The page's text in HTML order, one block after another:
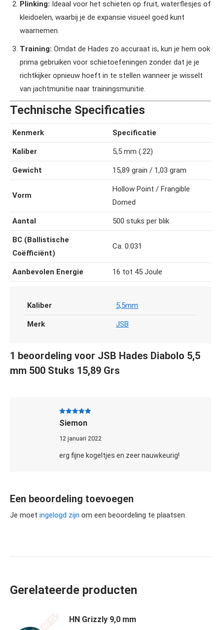
Plinking: Ideaal voor het schieten op fruit, waterflesjes of
kleidoelen, waarbij je de expansie visueel goed kunt
waarnemen.
Training: Omdat de Hades zo accuraat is, kun je hem ook
prima gebruiken voor schietoefeningen zonder dat je je
richtkijker opnieuw hoeft in te stellen wanneer je wisselt
van jachtmunitie naar trainingsmunitie.
Technische Specificaties
Kenmerk Specificatie
Kaliber 5,5 mm (.22)
Gewicht 15,89 grain / 1,03 gram
Vorm
Hollow Point / Frangible
Domed
Aantal 500 stuks per blik
BC (Ballistische
Coëfficiënt)
Ca. 0.031
Aanbevolen Energie 16 tot 45 Joule
Kaliber 5,5mm
Merk JSB
1 beoordeling voor JSB Hades Diabolo 5,5
mm 500 Stuks 15,89 Grs
Gewaardeerd
5uit 5
Siemon
12 januari 2022
erg fijne kogeltjes en zeer nauwkeurig!
Een beoordeling toevoegen
Je moet ingelogd zijn om een beoordeling te plaatsen.
Gerelateerde producten
HN Grizzly 9,0 mm